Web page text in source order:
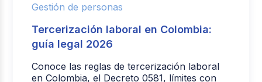
Gestión de personas
Tercerización laboral en Colombia:
guía legal 2026
Conoce las reglas de tercerización laboral
en Colombia, el Decreto 0581, límites con